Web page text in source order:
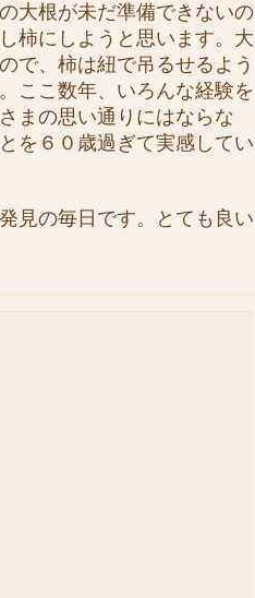
大根が未だ準備できないの
柿にしようと思います。大
で、柿は紐で吊るせるよう
ここ数年、いろんな経験を
まの思い通りにはならな
を６０歳過ぎて実感してい
見の毎日です。とても良い